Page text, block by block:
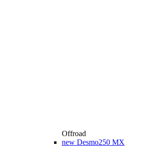
Offroad
new Desmo250 MX